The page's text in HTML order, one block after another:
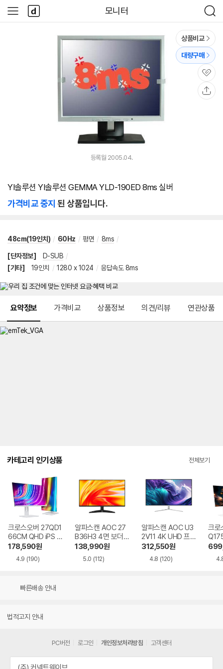
모니터
검
색
사
이
다
나
와
상품비교
대량구매
관
심
등록월 2005.04.
YI솔루션 YI솔루션 GEMMA YLD-190ED 8ms 실버
가격비교 중지 된 상품입니다.
48cm(19인치) / 60Hz / 평면 / 8ms /
[단자정보] D-SUB /
[기타]
19인치 / 1280 x 1024 / 응답속도 8ms
요약정보 가격비교 상품정보 의견/리뷰 연관상품
카테고리 인기상품 전체보기
크로스오버 27QD1
66CM QHD iPS U
SB-C 화이트 Ai 멀
티스탠드
178,590원
4.9 (190)
알파스캔 AOC 27
B36H3 4면 보더리
스 IPS 120 시력보
호 무결점
138,990원
5.0 (112)
알파스캔 AOC U3
2V11 4K UHD 프리
싱크 HDR 시력보호
무결점
312,550원
4.8 (120)
크로
Ai
빠른배송 안내
법적고지 안내
PC버전 로그인 개인정보처리방침 고객센터